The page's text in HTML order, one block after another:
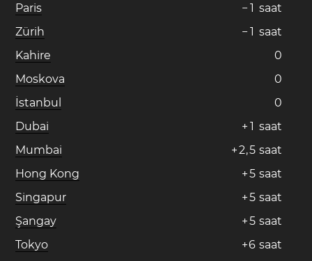
Paris
− 1 saat
Zürih
− 1 saat
Kahire
0
Moskova
0
İstanbul
0
Dubai
+ 1 saat
Mumbai
+2,5 saat
Hong Kong
+5 saat
Singapur
+5 saat
Şangay
+5 saat
Tokyo
+6 saat